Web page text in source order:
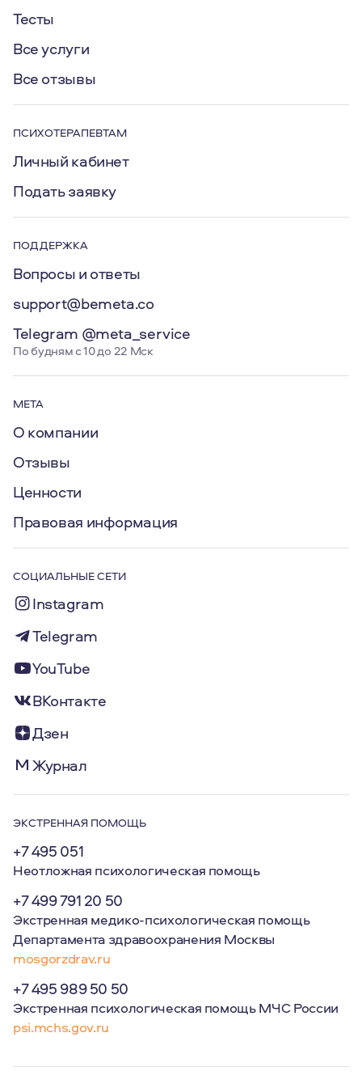
Тесты
Все услуги
Все отзывы
ПСИХОТЕРАПЕВТАМ
Личный кабинет
Подать заявку
ПОДДЕРЖКА
Вопросы и ответы
support@bemeta.co
Telegram @meta_service
По будням с 10 до 22 Мск
МЕТА
О компании
Отзывы
Ценности
Правовая информация
СОЦИАЛЬНЫЕ СЕТИ
Instagram
Telegram
YouTube
ВКонтакте
Дзен
Журнал
ЭКСТРЕННАЯ ПОМОЩЬ
+7 495 051
Неотложная психологическая помощь
+7 499 791 20 50
Экстренная медико-психологическая помощь
Департамента здравоохранения Москвы
mosgorzdrav.ru
+7 495 989 50 50
Экстренная психологическая помощь МЧС России
psi.mchs.gov.ru